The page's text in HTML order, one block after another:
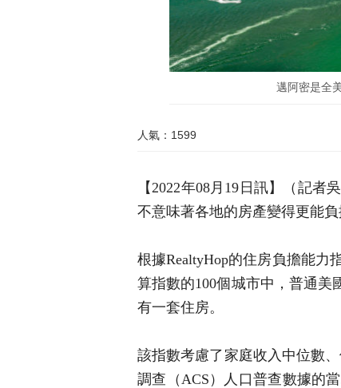
邁阿密是全
人氣：1599
【2022年08月19日訊】（記
不意味著各地的房產變得更能負
根據RealtyHop的住房負擔能力
算指數的100個城市中，普通美
有一套住房。
該指數考慮了家庭收入中位數
調查（ACS）人口普查數據的